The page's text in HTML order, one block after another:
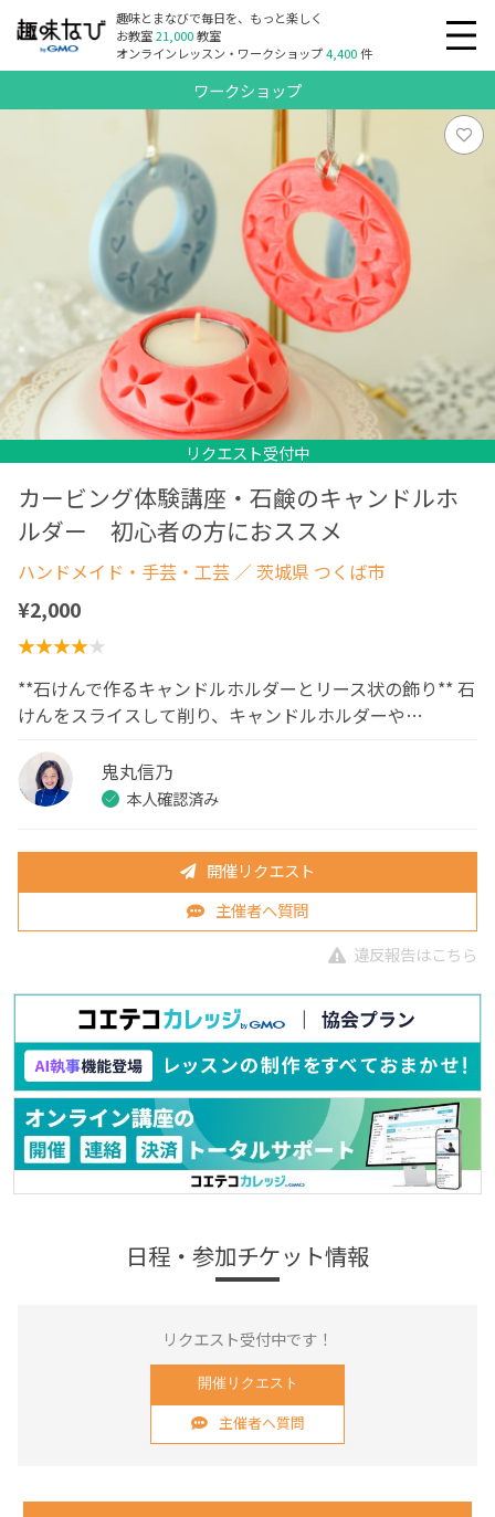
趣味とまなびで毎日を、もっと楽しく
お教室21,000教室
オンラインレッスン・ワークショップ4,400件
ワークショップ
リクエスト受付中
リクエスト受付中
カービング体験講座・石鹸のキャンドルホ
ルダー 初心者の方におススメ
ハンドメイド・手芸・工芸 ／ 茨城県 つくば市
¥2,000
**石けんで作るキャンドルホルダーとリース状の飾り** 石
けんをスライスして削り、キャンドルホルダーや…
鬼丸信乃
本人確認済み
開催リクエスト
主催者へ質問
違反報告はこちら
日程・参加チケット情報
リクエスト受付中です！
開催リクエスト
主催者へ質問